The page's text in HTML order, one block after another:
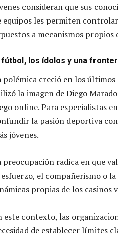
consideran que sus
equipos les permiten
a mecanismos propios
fútbol, los ídolos y una
polémica creció en los
la imagen de Diego
online. Para especialistas
la pasión deportiva
jóvenes.
preocupación radica en que
el compañerismo o
propias de los casinos
este contexto, las
de establecer límites